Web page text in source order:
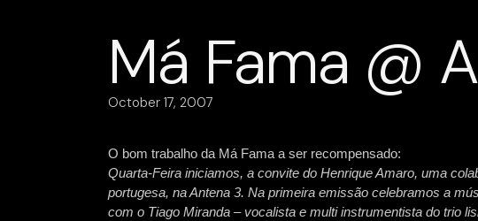
Má Fama @
October 17, 2007
O bom trabalho da Má Fama a ser recompensado:
Quarta-Feira iniciamos, a convite do Henrique Amaro, uma
portugesa, na Antena 3. Na primeira emissão celebramos a
com o Tiago Miranda – vocalista e multi instrumentista do trio